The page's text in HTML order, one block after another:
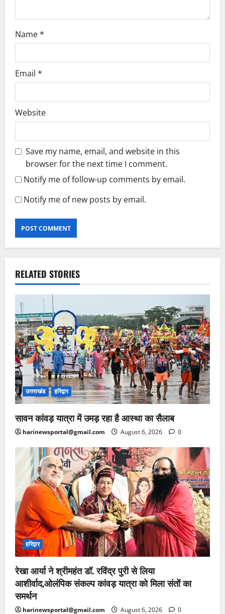
Name*
Email *
Website
Save my name, email, and website in this
browser for the next time I comment.
Notify me of follow-up comments by email.
Notify me of new posts by email.
RELATED STORIES
उत्तराखंड हरिद्वार
सावन कांवड़ यात्रा में उमड़ रहा है आस्था का सैलाब
harinewsportal@gmail.com August 6, 2026 0
हरिद्वार
रेखा आर्या ने श्रीमहंत डॉ. रविंद्र पुरी से लिया
आशीर्वाद,ओलंपिक संकल्प कांवड़ यात्रा को मिला संतों का
समर्थन
harinewsportal@gmail.com August 6, 2026 0